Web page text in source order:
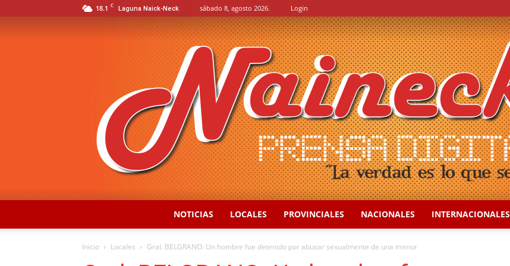
18.1 C Laguna Naick-Neck sábado 8, agosto 2026. Login
NOTICIAS LOCALES PROVINCIALES NACIONALES INTERNACIONALES
Inicio Locales Gral. BELGRANO: Un hombre fue detenido por abusar sexualmente de una menor